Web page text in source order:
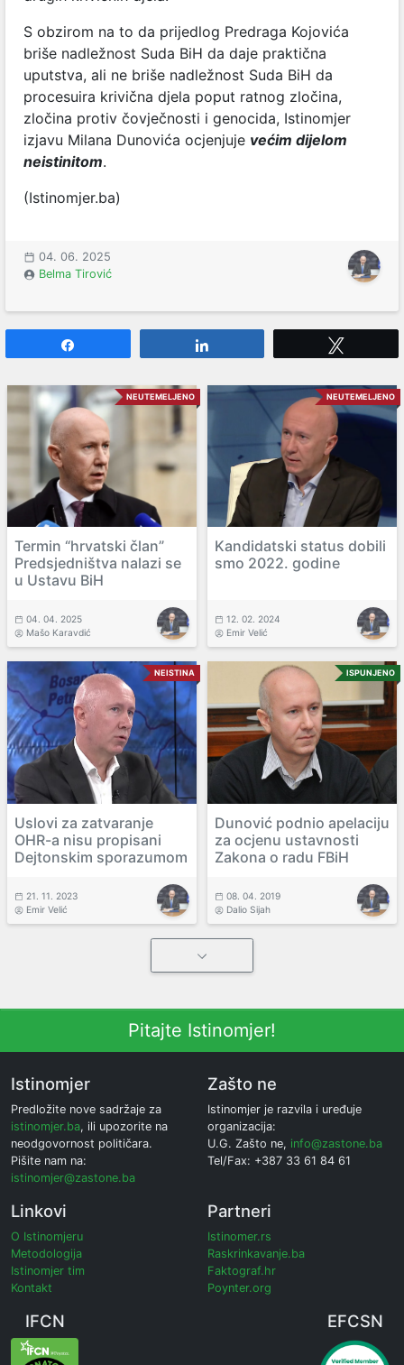
S obzirom na to da prijedlog Predraga Kojovića
briše nadležnost Suda BiH da daje praktična
uputstva, ali ne briše nadležnost Suda BiH da
procesuira krivična djela poput ratnog zločina,
zločina protiv čovječnosti i genocida, Istinomjer
izjavu Milana Dunovića ocjenjuje većim dijelom
neistinitom.
(Istinomjer.ba)
04. 06. 2025
Belma Tirović
NEUTEMELJENO
Termin “hrvatski član”
Predsjedništva nalazi se
u Ustavu BiH
04. 04. 2025
Mašo Karavdić
NEUTEMELJENO
Kandidatski status dobili
smo 2022. godine
12. 02. 2024
Emir Velić
NEISTINA
Uslovi za zatvaranje
OHR-a nisu propisani
Dejtonskim sporazumom
21. 11. 2023
Emir Velić
ISPUNJENO
Dunović podnio apelaciju
za ocjenu ustavnosti
Zakona o radu FBiH
08. 04. 2019
Dalio Sijah
Pitajte Istinomjer!
Istinomjer
Predložite nove sadržaje za
istinomjer.ba, ili upozorite na
neodgovornost političara.
Pišite nam na:
istinomjer@zastone.ba
Zašto ne
Istinomjer je razvila i uređuje
organizacija:
U.G. Zašto ne, info@zastone.ba
Tel/Fax: +387 33 61 84 61
Linkovi
O Istinomjeru
Metodologija
Istinomjer tim
Kontakt
Partneri
Istinomer.rs
Raskrinkavanje.ba
Faktograf.hr
Poynter.org
IFCN EFCSN